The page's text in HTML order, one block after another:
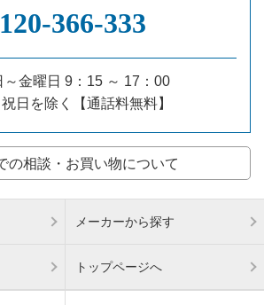
～金曜日 9：15 ～ 17：00
日を除く【通話料無料】
の相談・お買い物について
メーカーから探す
トップページへ